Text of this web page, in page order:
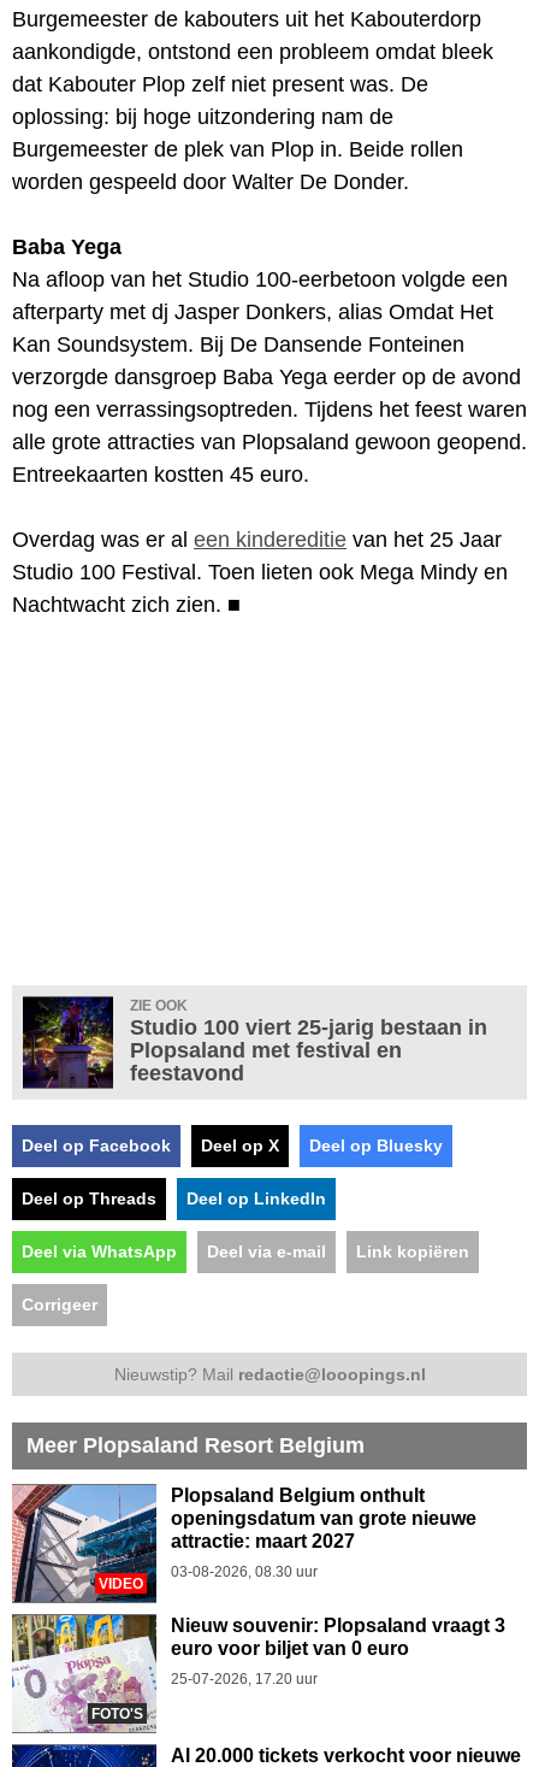
Burgemeester de kabouters uit het Kabouterdorp
aankondigde, ontstond een probleem omdat bleek
dat Kabouter Plop zelf niet present was. De
oplossing: bij hoge uitzondering nam de
Burgemeester de plek van Plop in. Beide rollen
worden gespeeld door Walter De Donder.
Baba Yega
Na afloop van het Studio 100-eerbetoon volgde een
afterparty met dj Jasper Donkers, alias Omdat Het
Kan Soundsystem. Bij De Dansende Fonteinen
verzorgde dansgroep Baba Yega eerder op de avond
nog een verrassingsoptreden. Tijdens het feest waren
alle grote attracties van Plopsaland gewoon geopend.
Entreekaarten kostten 45 euro.
Overdag was er al een kindereditie van het 25 Jaar
Studio 100 Festival. Toen lieten ook Mega Mindy en
Nachtwacht zich zien. ■
ZIE OOK
Studio 100 viert 25-jarig bestaan in
Plopsaland met festival en
feestavond
Deel op Facebook Deel op X Deel op Bluesky
Deel op Threads Deel op LinkedIn
Deel via WhatsApp Deel via e-mail Link kopiëren
Corrigeer
Nieuwstip? Mail redactie@looopings.nl
Meer Plopsaland Resort Belgium
VIDEO
Plopsaland Belgium onthult
openingsdatum van grote nieuwe
attractie: maart 2027
03-08-2026, 08.30 uur
FOTO'S
Nieuw souvenir: Plopsaland vraagt 3
euro voor biljet van 0 euro
25-07-2026, 17.20 uur
Al 20.000 tickets verkocht voor nieuwe